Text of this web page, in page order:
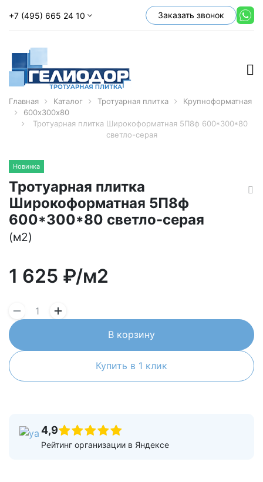
+7 (495) 665 24 10 Заказать звонок
Главная Каталог Тротуарная плитка
Крупноформатная
600х300х80
Тротуарная плитка Широкоформатная 5П8ф 600*300*80
светло-серая
Новинка
Тротуарная плитка
Широкоформатная 5П8ф
600*300*80 светло-серая
(м2)
1 625 ₽/м2
В корзину
Купить в 1 клик
4,9
Рейтинг организации в Яндексе